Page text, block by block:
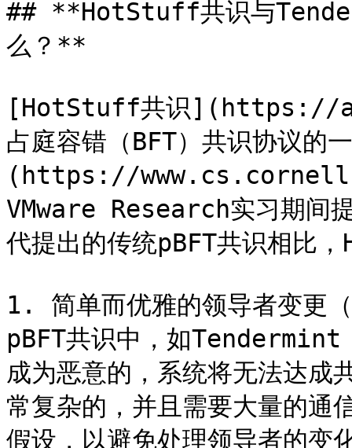
## **HotStuff共识与
么？**
[HotStuff共识](https://
占庭容错（BFT）共识协议
(https://
VMware Research实习期间
代提出的传统pBFT共识相比
1. 简单而优雅的领导者变更
pBFT共识中，如Tendermint
成为恶意的，系统将无法达成
常复杂的，并且需要大量的通
假设，以避免处理领导者的